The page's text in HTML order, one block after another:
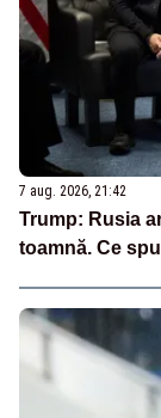
7 aug. 2026, 21:42
Trump: Rusia
toamnă. Ce